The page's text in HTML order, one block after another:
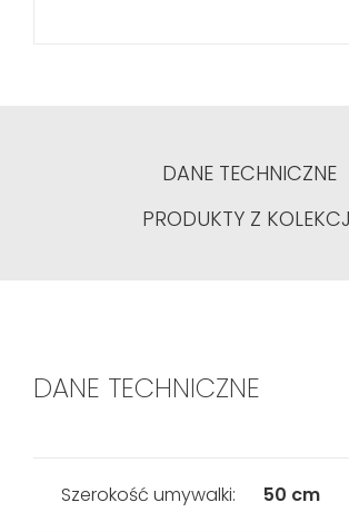
DANE TECHNICZNE
PRODUKTY Z
DANE TECHNICZNE
Szerokość umywalki: 50 cm